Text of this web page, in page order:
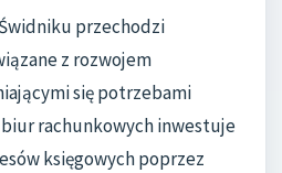
przechodzi
z rozwojem
się potrzebami
rachunkowych inwestuje
księgowych poprzez